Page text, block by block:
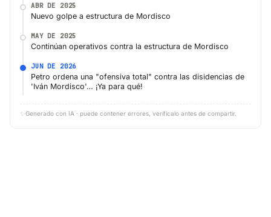
ABR DE 2025
Nuevo golpe a estructura de Mordisco
MAY DE 2025
Continúan operativos contra la estructura de Mordisco
JUN DE 2026
Petro ordena una "ofensiva total" contra las disidencias de
'Iván Mordisco'… ¡Ya para qué!
✨ Generado con IA · puede contener errores, verifícalo antes de compartir.